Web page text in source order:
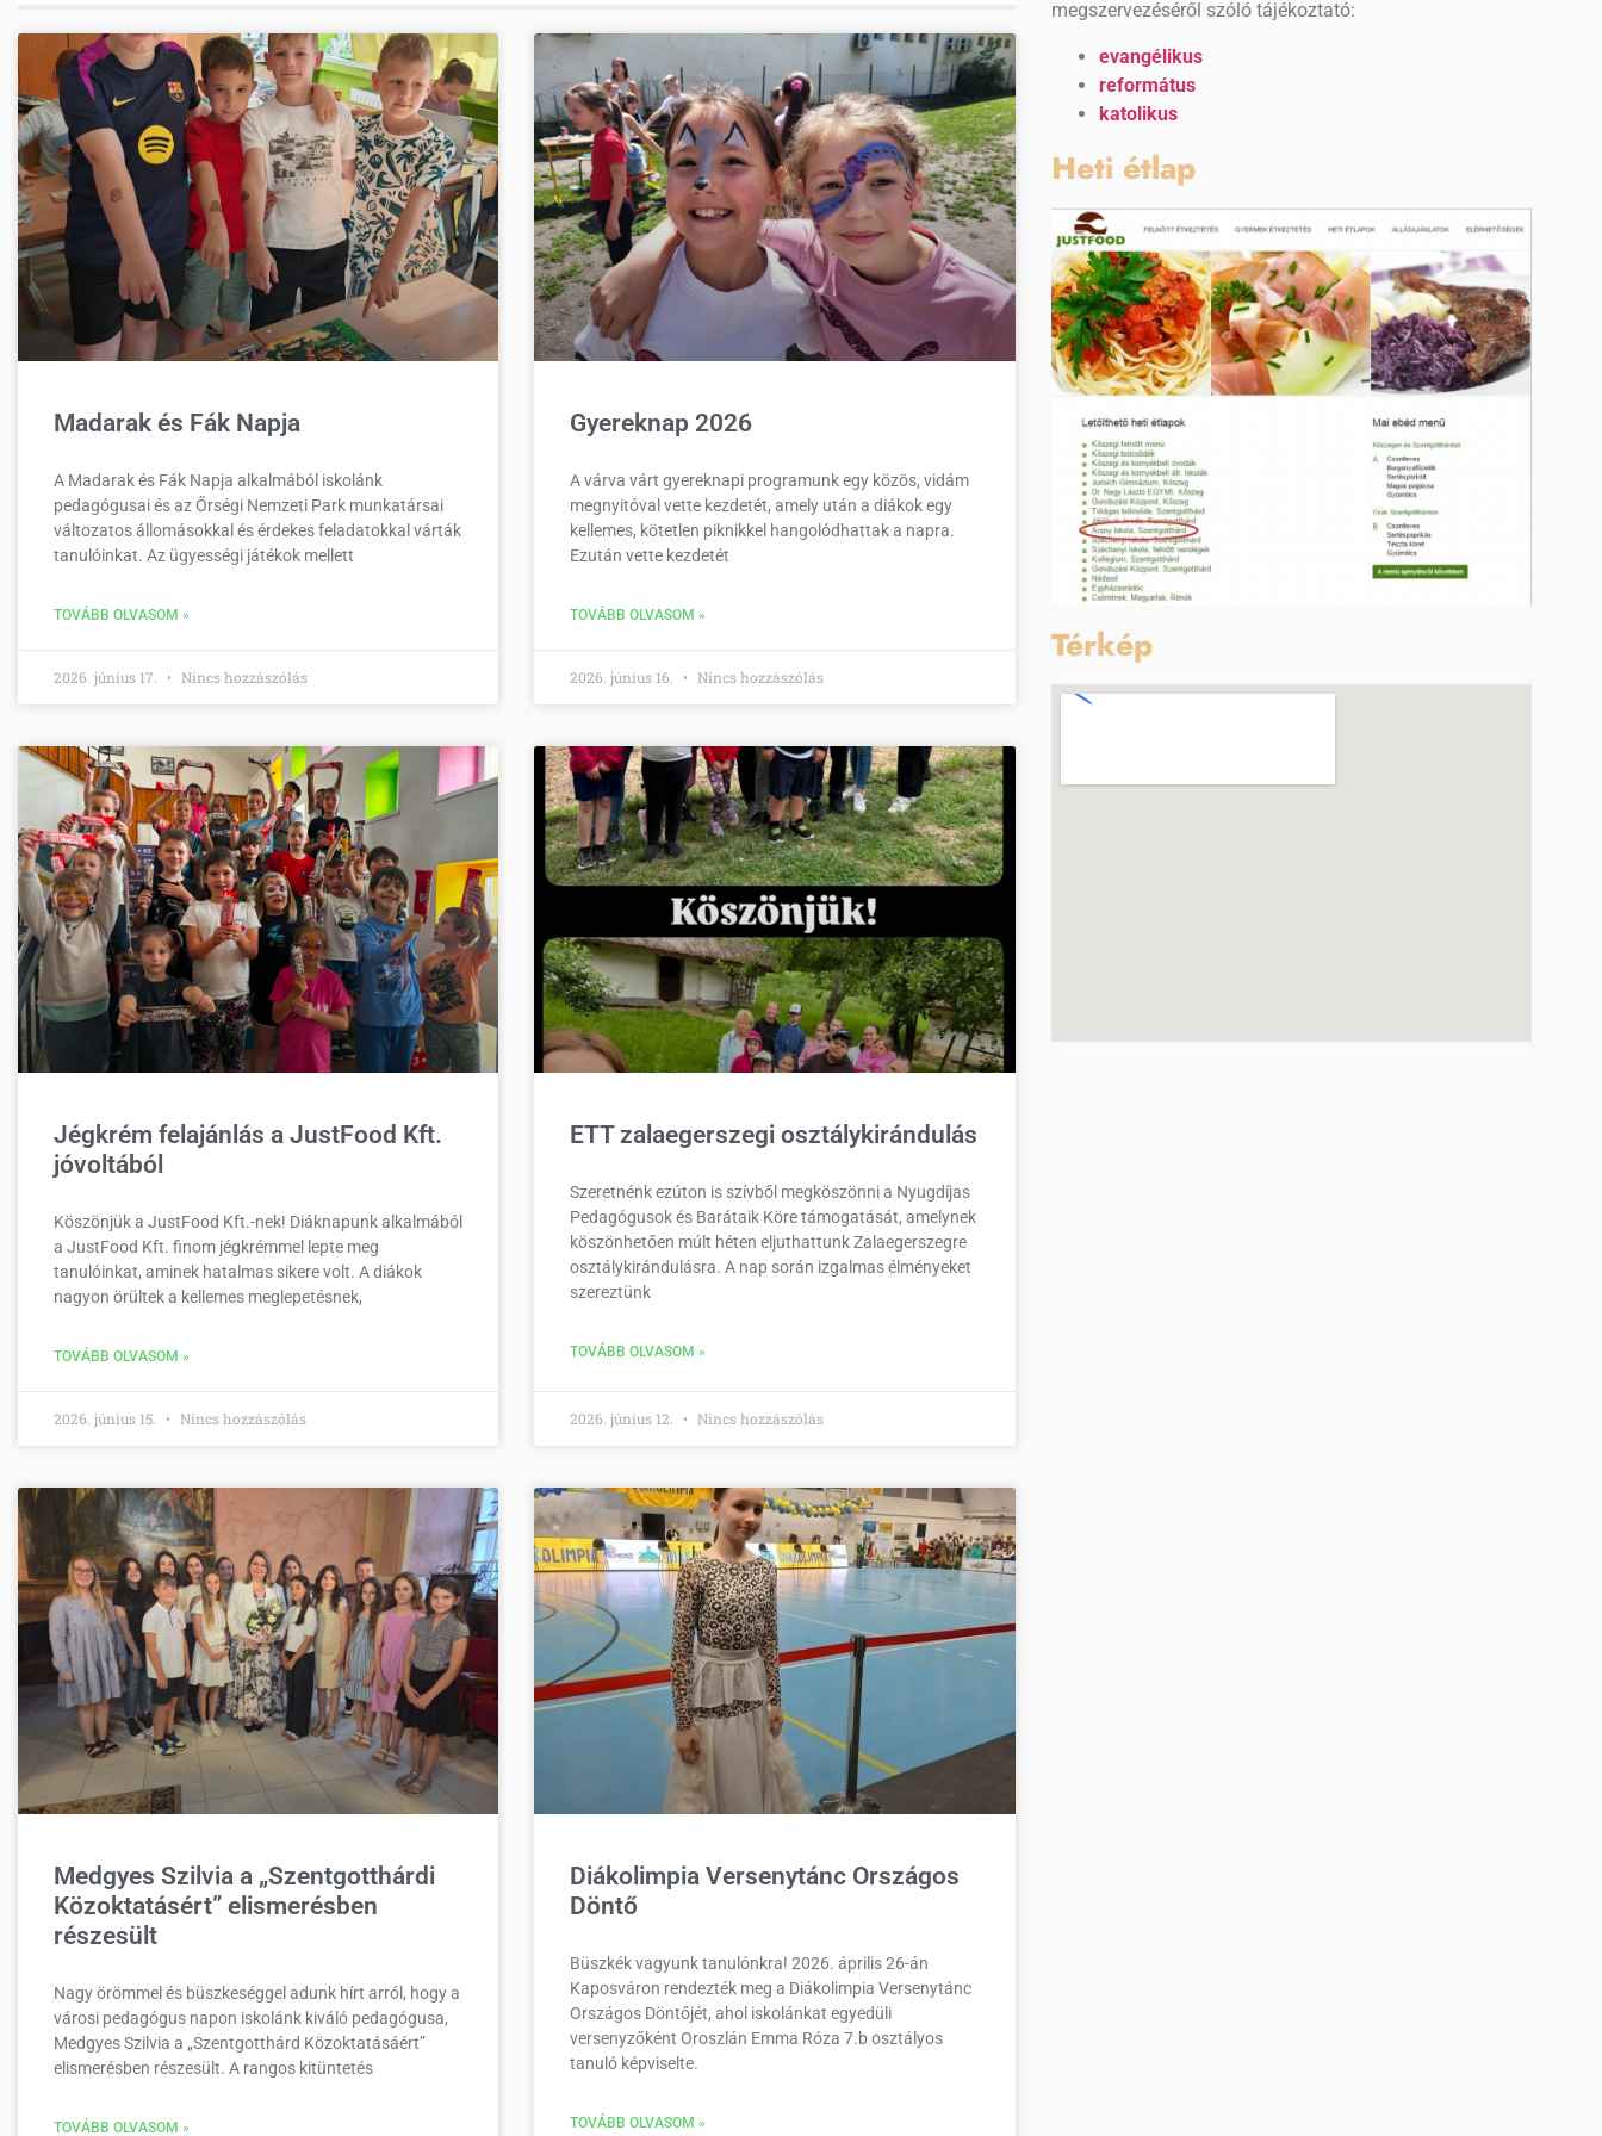
Madarak és Fák Napja
A Madarak és Fák Napja alkalmából iskolánk
pedagógusai és az Őrségi Nemzeti Park munkatársai
változatos állomásokkal és érdekes feladatokkal várták
tanulóinkat. Az ügyességi játékok mellett
TOVÁBB OLVASOM »
2026. június 17. Nincs hozzászólás
Gyereknap 2026
A várva várt gyereknapi programunk egy közös, vidám
megnyitóval vette kezdetét, amely után a diákok egy
kellemes, kötetlen piknikkel hangolódhattak a napra.
Ezután vette kezdetét
TOVÁBB OLVASOM »
2026. június 16. Nincs hozzászólás
Jégkrém felajánlás a JustFood Kft.
jóvoltából
Köszönjük a JustFood Kft.-nek! Diáknapunk alkalmából
a JustFood Kft. finom jégkrémmel lepte meg
tanulóinkat, aminek hatalmas sikere volt. A diákok
nagyon örültek a kellemes meglepetésnek,
TOVÁBB OLVASOM »
2026. június 15. Nincs hozzászólás
ETT zalaegerszegi osztálykirándulás
Szeretnénk ezúton is szívből megköszönni a Nyugdíjas
Pedagógusok és Barátaik Köre támogatását, amelynek
köszönhetően múlt héten eljuthattunk Zalaegerszegre
osztálykirándulásra. A nap során izgalmas élményeket
szereztünk
TOVÁBB OLVASOM »
2026. június 12. Nincs hozzászólás
Medgyes Szilvia a „Szentgotthárdi
Közoktatásért” elismerésben
részesült
Nagy örömmel és büszkeséggel adunk hírt arról, hogy a
városi pedagógus napon iskolánk kiváló pedagógusa,
Medgyes Szilvia a „Szentgotthárd Közoktatásáért”
elismerésben részesült. A rangos kitüntetés
TOVÁBB OLVASOM »
Diákolimpia Versenytánc Országos
Döntő
Büszkék vagyunk tanulónkra! 2026. április 26-án
Kaposváron rendezték meg a Diákolimpia Versenytánc
Országos Döntőjét, ahol iskolánkat egyedüli
versenyzőként Oroszlán Emma Róza 7.b osztályos
tanuló képviselte.
TOVÁBB OLVASOM »
megszervezéséről szóló tájékoztató:
evangélikus
református
katolikus
Heti étlap
Térkép